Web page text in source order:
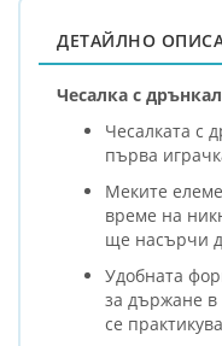
ДЕТАЙЛНО
Чесалка с
Чесалката с
първа
Меките
време на
ще насърчи
Удобната
за държане в
се